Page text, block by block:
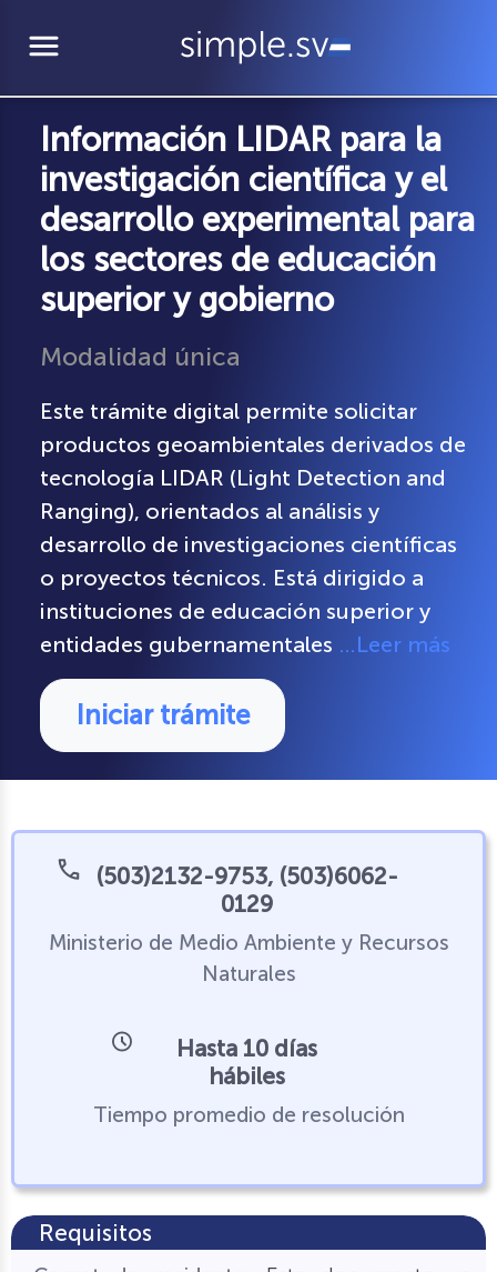
menu
Información LIDAR para la
investigación científica y el
desarrollo experimental para
los sectores de educación
superior y gobierno
Modalidad única
Este trámite digital permite solicitar
productos geoambientales derivados de
tecnología LIDAR (Light Detection and
Ranging), orientados al análisis y
desarrollo de investigaciones científicas
o proyectos técnicos. Está dirigido a
instituciones de educación superior y
entidades gubernamentales …Leer más
Iniciar trámite
(503)2132-9753, (503)6062-
0129
Ministerio de Medio Ambiente y Recursos
Naturales
Hasta 10 días
hábiles
Tiempo promedio de resolución
Requisitos